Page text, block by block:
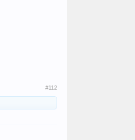
#112